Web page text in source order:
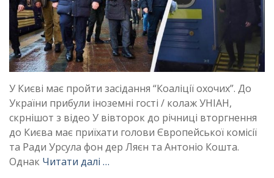
У Києві має пройти засідання “Коаліції охочих”. До
України прибули іноземні гості / колаж УНІАН,
скрнішот з відео У вівторок до річниці вторгнення
до Києва має приїхати голови Європейської комісії
та Ради Урсула фон дер Ляєн та Антоніо Кошта.
Однак Читати далі …